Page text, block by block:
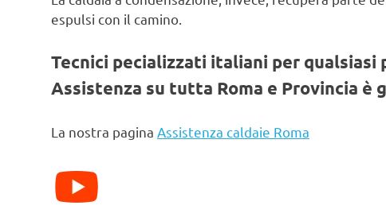
espulsi con il camino.
Tecnici pecializzati italiani per qualsiasi
Assistenza su tutta Roma e Provincia è
La nostra pagina Assistenza caldaie Roma